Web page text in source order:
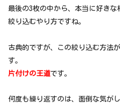
最後の3枚の中から、本当に好きな
絞り込むやり方ですね。
古典的ですが、この絞り込む方法
す。
片付けの王道です。
何度も繰り返すのは、面倒な気がし